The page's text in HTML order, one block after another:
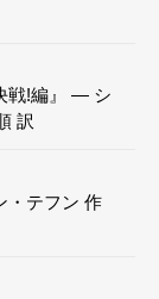
戦!編』 — シ
訳
・テフン 作